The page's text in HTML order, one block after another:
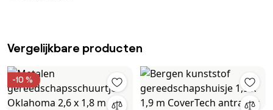
Vergelijkbare producten
-10 %